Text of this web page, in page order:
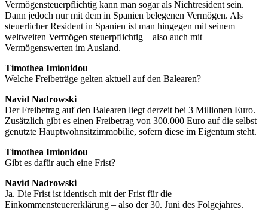
Vermögensteuerpflichtig kann man sogar als Nichtresident sein.
Dann jedoch nur mit dem in Spanien belegenen Vermögen. Als
steuerlicher Resident in Spanien ist man hingegen mit seinem
weltweiten Vermögen steuerpflichtig – also auch mit
Vermögenswerten im Ausland.
Timothea Imionidou
Welche Freibeträge gelten aktuell auf den Balearen?
Navid Nadrowski
Der Freibetrag auf den Balearen liegt derzeit bei 3 Millionen Euro.
Zusätzlich gibt es einen Freibetrag von 300.000 Euro auf die selbst
genutzte Hauptwohnsitzimmobilie, sofern diese im Eigentum steht.
Timothea Imionidou
Gibt es dafür auch eine Frist?
Navid Nadrowski
Ja. Die Frist ist identisch mit der Frist für die
Einkommensteuererklärung – also der 30. Juni des Folgejahres.